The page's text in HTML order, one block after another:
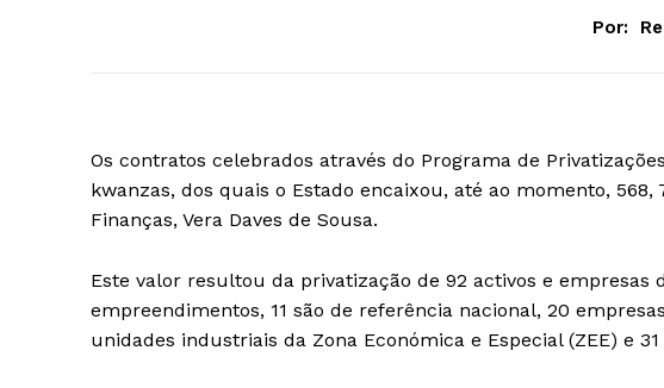
Por:
Os contratos celebrados através do Programa de
kwanzas, dos quais o Estado encaixou, até ao momento,
Finanças, Vera Daves de Sousa.
Este valor resultou da privatização de 92 activos e empresas
empreendimentos, 11 são de referência nacional, 20
unidades industriais da Zona Económica e Especial (ZEE) e